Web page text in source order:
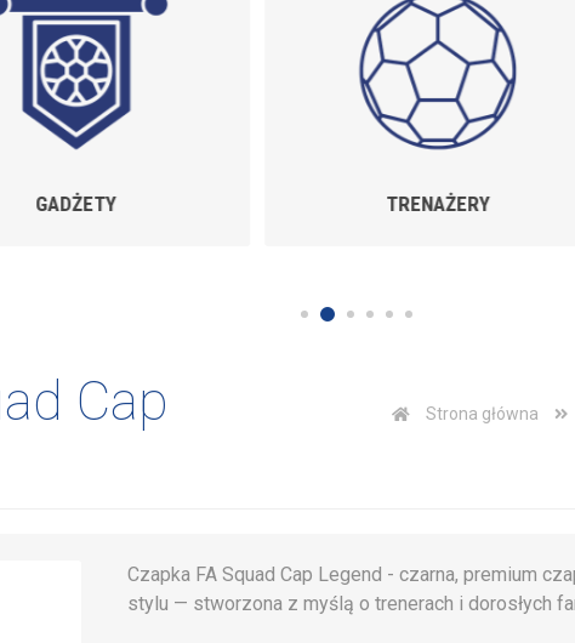
Strona główna
Cap
Czapka FA Squad Cap Legend - czarna, premium
stylu — stworzona z myślą o trenerach i dorosłych